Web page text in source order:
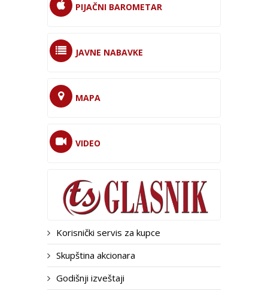
PIJAČNI BAROMETAR
JAVNE NABAVKE
MAPA
VIDEO
Korisnički servis za kupce
Skupština akcionara
Godišnji izveštaji